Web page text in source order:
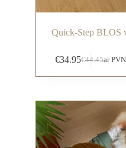
Quick-Step BLOS
€44.45
€34.95 ar PVN